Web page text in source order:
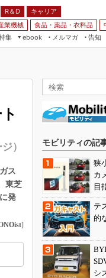
R＆D
キャリア
業機械 食品・薬品・衣料品
集
ebook
メルマガ
告知
）
ス
東芝
発
]
モビリティの記
狭
カ
目
テ
的
シ